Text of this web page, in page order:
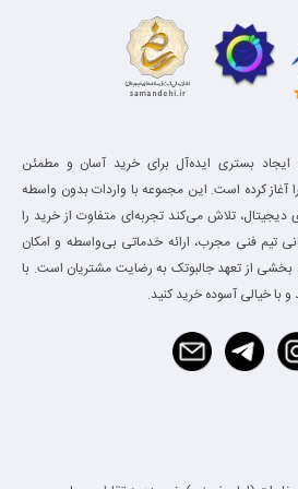
٢ عدد درگاه USB3 دارد. به علاوه یک درگاه Type-C روی آن قرار داده
شده است. یک SD card reader و یک عدد جک میکروفون – هدفون
دوربین است. دوربین جلویی یا وبکم آن
سال 1400 با هدف ایجاد بستری ایده‌آل برای خرید آسان و مطمئن
آغاز کرده است. این مجموعه با واردات بدون واسطه
تلاش می‌کند تجربه‌ای متفاوت از خرید را
تیم فنی مجرب، ارائه خدماتی بی‌واسطه و امکان
بخشی از تعهد جالبوتک به رضایت مشتریان است. با
با خیالی آسوده خرید کنید.